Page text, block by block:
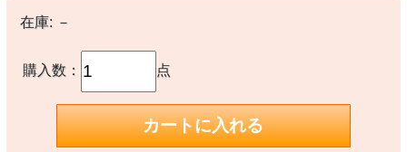
カラー名に「P-」がついているものはピグメントダイ（顔料染め）で
す。 ご購入後のお洗濯について、初めの数回は色落ちすることがあ
りますので単独でのお洗濯をおすすめします。
ピグメントダイ（顔料染め）を用いた製品には袖や身頃の脇などに白
線状の色落ちが見られますが、 生産過程において必ず生じるもので
あり製品不良ではありません。
在庫: －
購入数： 点